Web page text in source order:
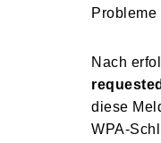
Nach
diese
WPA-